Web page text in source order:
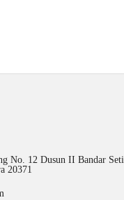
No. 12 Dusun II Bandar
20371